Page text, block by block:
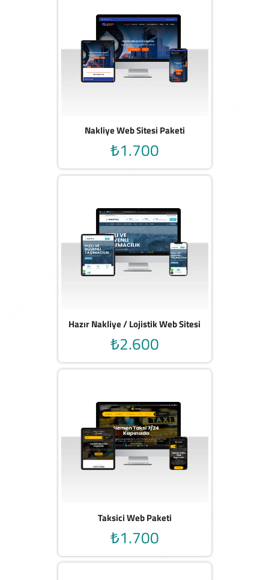
Nakliye Web Sitesi Paketi
₺1.700
Hazır Nakliye / Lojistik Web Sitesi
₺2.600
Taksici Web Paketi
₺1.700